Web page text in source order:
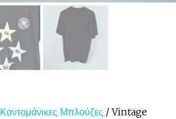
Κοντομάνικες Μπλούζες / Vintage